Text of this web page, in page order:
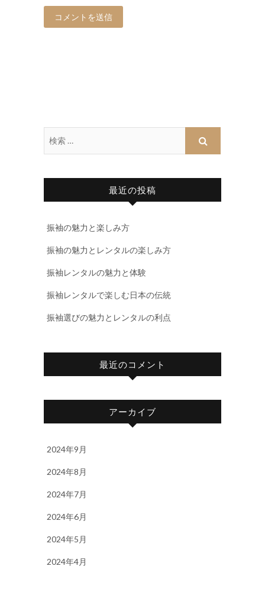
最近の投稿
振袖の魅力と楽しみ方
振袖の魅力とレンタルの楽しみ方
振袖レンタルの魅力と体験
振袖レンタルで楽しむ日本の伝統
振袖選びの魅力とレンタルの利点
最近のコメント
アーカイブ
2024年9月
2024年8月
2024年7月
2024年6月
2024年5月
2024年4月